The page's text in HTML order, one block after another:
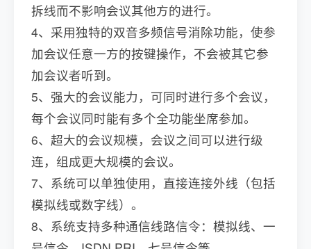
拆线而不影响会议其他方的进行。
4、采用独特的双音多频信号消除功能，使参
加会议任意一方的按键操作，不会被其它参
加会议者听到。
5、强大的会议能力，可同时进行多个会议，
每个会议同时能有多个全功能坐席参加。
6、超大的会议规模，会议之间可以进行级
连，组成更大规模的会议。
7、系统可以单独使用，直接连接外线（包括
模拟线或数字线）。
8、系统支持多种通信线路信令：模拟线、一